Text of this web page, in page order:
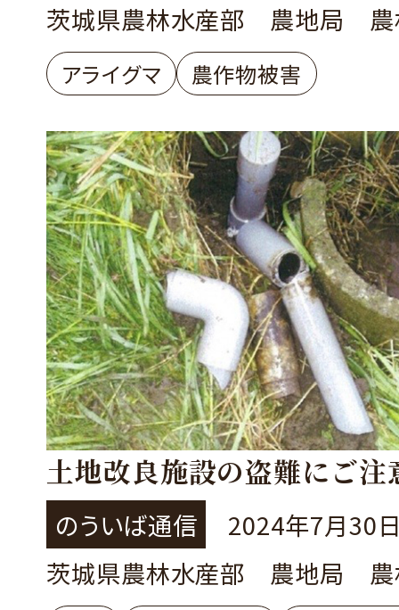
茨城県農林水産部 農地局 農
アライグマ 農作物被害
土地改良施設の盗難にご注
のういば通信
2024年7月30
茨城県農林水産部 農地局 農